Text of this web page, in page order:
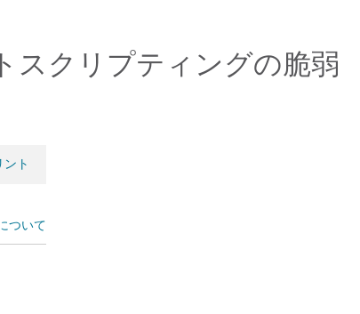
スクリプティングの脆弱
ント
ついて